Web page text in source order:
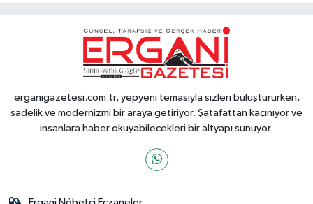
erganigazetesi.com.tr, yepyeni temasıyla sizleri buluştururken,
sadelik ve modernizmi bir araya getiriyor. Şatafattan kaçınıyor ve
insanlara haber okuyabilecekleri bir altyapı sunuyor.
Ergani Nöbetçi Eczaneler